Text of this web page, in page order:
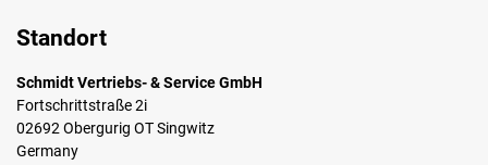
Standort
Schmidt Vertriebs- & Service GmbH
Fortschrittstraße 2i
02692 Obergurig OT Singwitz
Germany